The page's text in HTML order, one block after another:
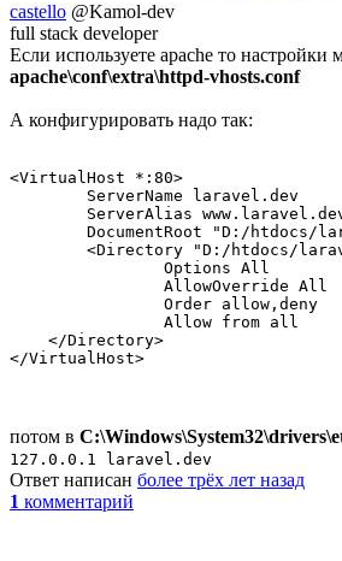
castello @Kamol-dev
full stack developer
Если используете apache то
apache\conf\extra\httpd-vhosts.conf
А конфигурировать надо так:
<VirtualHost *:80>
    </Directory>
</VirtualHost>
потом в
127.0.0.1 laravel.dev
Ответ написан более трёх лет назад
1 комментарий